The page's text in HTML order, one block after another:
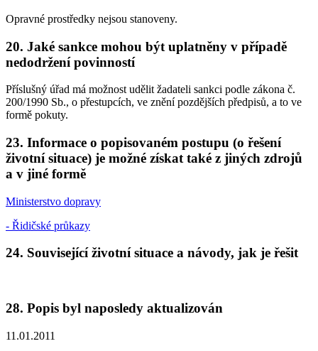
Opravné prostředky nejsou stanoveny.
20. Jaké sankce mohou být uplatněny v případě
nedodržení povinností
Příslušný úřad má možnost udělit žadateli sankci podle zákona č.
200/1990 Sb., o přestupcích, ve znění pozdějších předpisů, a to ve
formě pokuty.
23. Informace o popisovaném postupu (o řešení
životní situace) je možné získat také z jiných zdrojů
a v jiné formě
Ministerstvo dopravy
- Řidičské průkazy
24. Související životní situace a návody, jak je řešit
28. Popis byl naposledy aktualizován
11.01.2011